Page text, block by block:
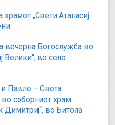
„Свети Атанасиј
вечерна Богослужба во
Велики“, во село
и Павле – Света
во соборниот храм
Димитриј“, во Битола